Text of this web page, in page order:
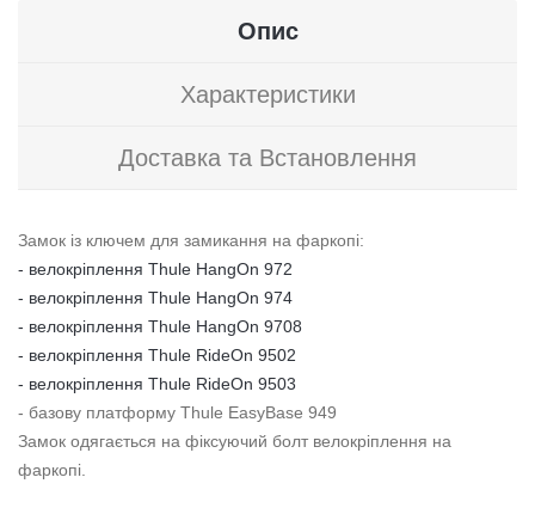
Опис
Характеристики
Доставка та Встановлення
Замок із ключем для замикання на фаркопі:
- велокріплення Thule HangOn 972
- велокріплення Thule HangOn 974
- велокріплення Thule HangOn 9708
- велокріплення Thule RideOn 9502
- велокріплення Thule RideOn 9503
- базову платформу Thule EasyBase 949
Замок одягається на фіксуючий болт велокріплення на
фаркопі.